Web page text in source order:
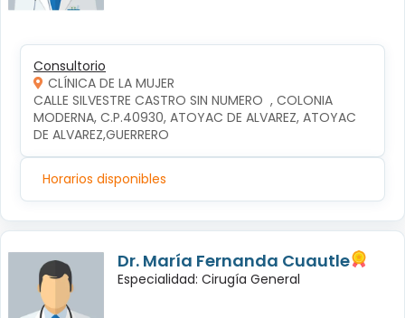
Consultorio
CLÍNICA DE LA MUJER
CALLE SILVESTRE CASTRO SIN NUMERO  , COLONIA
MODERNA, C.P.40930, ATOYAC DE ALVAREZ, ATOYAC
DE ALVAREZ,GUERRERO
Horarios disponibles
Dr. María Fernanda Cuautle
Especialidad: Cirugía General